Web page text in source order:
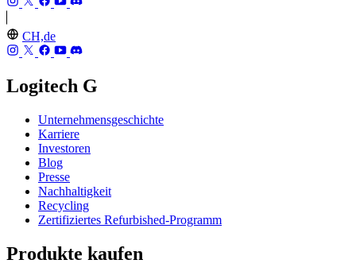
CH,de
Logitech G
Unternehmensgeschichte
Karriere
Investoren
Blog
Presse
Nachhaltigkeit
Recycling
Zertifiziertes Refurbished-Programm
Produkte kaufen